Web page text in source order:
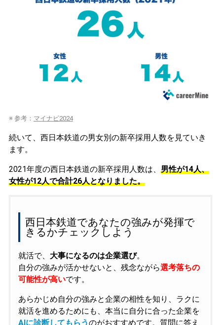
※ 参考： マイナビ2024
続いて、西日本鉄道の男女別の新卒採用人数を見ていき
ます。
2021年度の西日本鉄道の新卒採用人数は、 男性が14人、
女性が12人で合計26人となりました。
西日本鉄道であなたの強みが発揮で
きるかチェックしよう
就活で、 大事になるのは企業選び。
自分の強みが活かせないと、残念ながら選考落ちの
可能性が高いです。
あらかじめ自分の強みと企業の相性を知り、ラクに
就活を進めるためにも、本当に自分に合った企業を
AIに診断してもらうのがおすすめです。質問に答え